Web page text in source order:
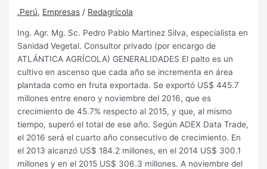
.Perú, Empresas / Redagrícola
Ing. Agr. Mg. Sc. Pedro Pablo Martinez Silva, especialista en
Sanidad Vegetal. Consultor privado (por encargo de
ATLÁNTICA AGRÍCOLA) GENERALIDADES El palto es un
cultivo en ascenso que cada año se incrementa en área
plantada como en fruta exportada. Se exportó US$ 445.7
millones entre enero y noviembre del 2016, que es
crecimiento de 45.7% respecto al 2015, y que, al mismo
tiempo, superó el total de ese año. Según ADEX Data Trade,
el 2016 será el cuarto año consecutivo de crecimiento. En
el 2013 alcanzó US$ 184.2 millones, en el 2014 US$ 300.1
millones y en el 2015 US$ 306.3 millones. A noviembre del